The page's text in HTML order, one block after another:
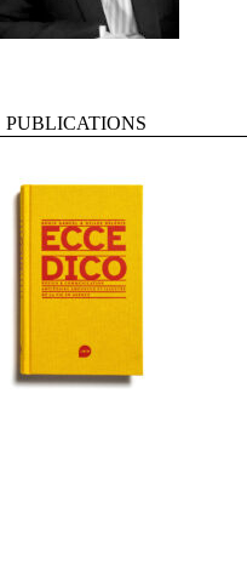
PUBLICATIONS